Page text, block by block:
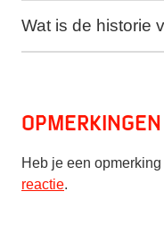
Wat is de historie
Heb je een
reactie.